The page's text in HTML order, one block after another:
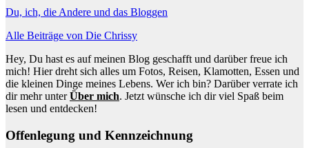
Du, ich, die Andere und das Bloggen
Alle Beiträge von Die Chrissy
Hey, Du hast es auf meinen Blog geschafft und darüber freue ich
mich! Hier dreht sich alles um Fotos, Reisen, Klamotten, Essen und
die kleinen Dinge meines Lebens. Wer ich bin? Darüber verrate ich
dir mehr unterÜber mich. Jetzt wünsche ich dir viel Spaß beim
lesen und entdecken!
Offenlegung und Kennzeichnung